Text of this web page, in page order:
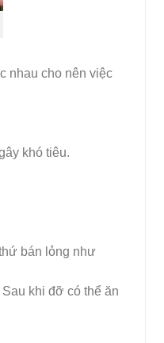
nhau cho nên việc
khó tiêu.
bán lỏng như
khi đỡ có thể ăn